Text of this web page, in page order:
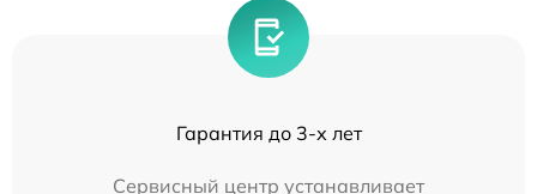
Гарантия до 3-х лет
Сервисный центр устанавливает